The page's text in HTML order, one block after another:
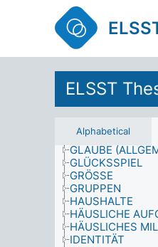
ELSST
Alphabetical
GEBÄUDE
GEFAHREN,
GESCHICHTE
GESCHLECHT
GESUNDHEIT
GLAUBE
GLÜCKSSPIEL
GRÖSSE
GRUPPEN
HAUSHALTE
HÄUSLICHE
HÄUSLICHES
IDENTITÄT